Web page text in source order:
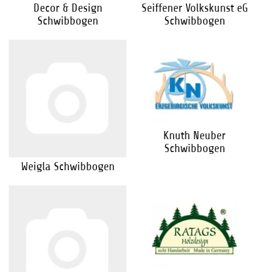
Decor & Design
Schwibbogen
Seiffener Volkskunst eG
Schwibbogen
Weigla Schwibbogen
Knuth Neuber
Schwibbogen